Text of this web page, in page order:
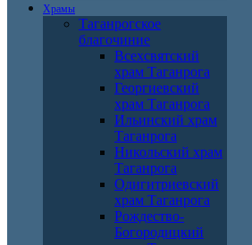
Храмы
Таганрогское
благочиние
Всехсвятский
храм Таганрога
Георгиевский
храм Таганрога
Ильинский храм
Таганрога
Никольский храм
Таганрога
Одигитриевский
храм Таганрога
Рождество-
Богородицкий